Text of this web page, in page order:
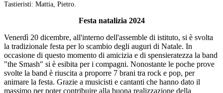
Tastieristi: Mattia, Pietro.
Festa natalizia 2024
Venerdì 20 dicembre, all'interno dell'assemble di istituto, si è svolta
la tradizionale festa per lo scambio degli auguri di Natale. In
occasione di questo momento di amicizia e di spensieratezza la band
"the Smash" si è esibita per i compagni. Nonostante le poche prove
svolte la band è riuscita a proporre 7 brani tra rock e pop, per
animare la festa. Grazie a musicisti e cantanti che hanno dato il
massimo per poter contribuire alla buona realizzazione della